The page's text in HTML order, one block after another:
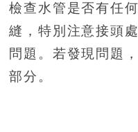
檢查水管是否有任
縫，特別注意接頭
問題。若發現問題
部分。